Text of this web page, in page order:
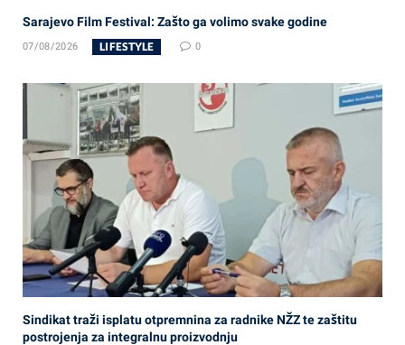
Sarajevo Film Festival: Zašto ga volimo svake godine
07/08/2026 LIFESTYLE 0
Sindikat traži isplatu otpremnina za radnike NŽZ te zaštitu
postrojenja za integralnu proizvodnju